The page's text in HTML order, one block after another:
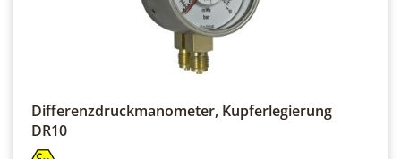
Differenzdruckmanometer, Kupferlegierung
DR10